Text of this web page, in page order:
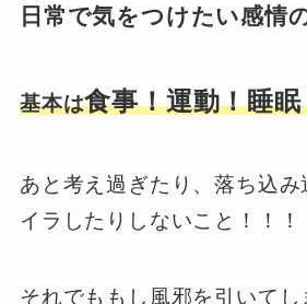
日常で気をつけたい感情
基本は食事！運動！睡眠
あと考え過ぎたり、落ち込み
イラしたりしないこと！！！
それでももし風邪を引いてし